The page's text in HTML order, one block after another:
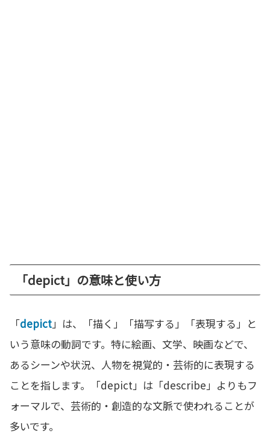
「depict」の意味と使い方
「depict」は、「描く」「描写する」「表現する」と
いう意味の動詞です。特に絵画、文学、映画などで、
あるシーンや状況、人物を視覚的・芸術的に表現する
ことを指します。「depict」は「describe」よりもフ
ォーマルで、芸術的・創造的な文脈で使われることが
多いです。